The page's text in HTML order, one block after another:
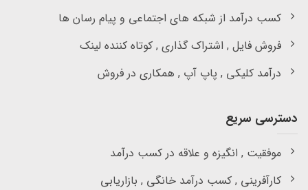
کسب درآمد از شبکه های اجتماعی و پیام رسان ها
فروش فایل , اشتراک گذاری , کوتاه کننده لینک
درآمد کلیکی , پاپ آپ , همکاری در فروش
دسترسی سریع
موفقیت , انگیزه و علاقه در کسب درآمد
کارآفرینی , کسب درآمد خانگی , بازاریابی